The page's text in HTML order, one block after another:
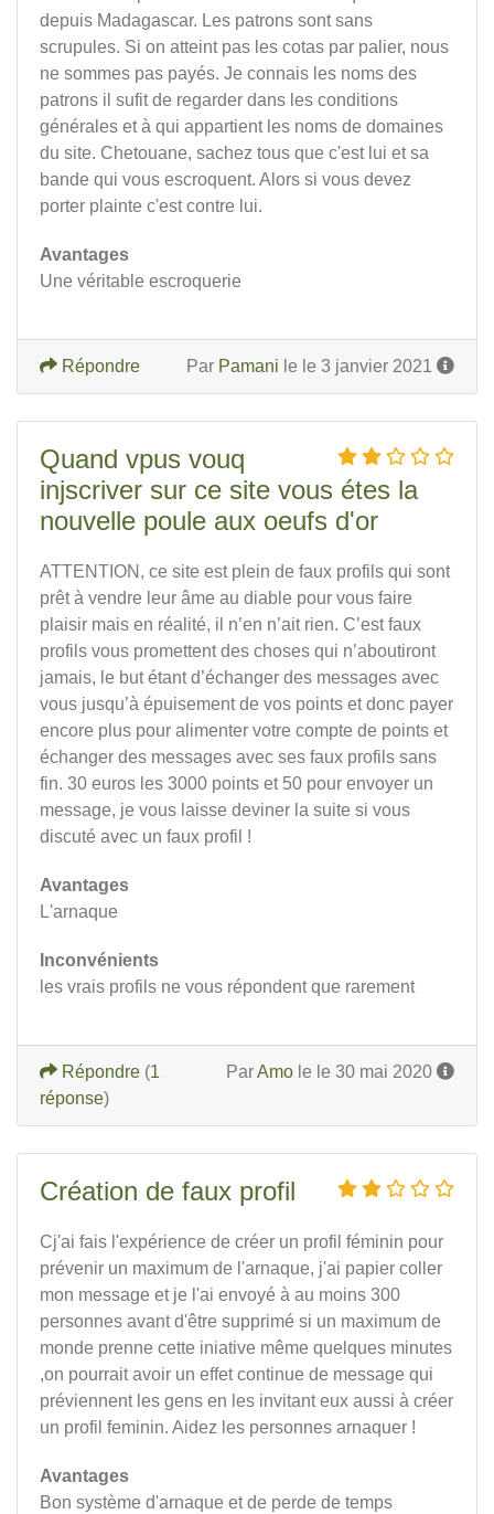
depuis Madagascar. Les patrons sont sans
scrupules. Si on atteint pas les cotas par palier, nous
ne sommes pas payés. Je connais les noms des
patrons il sufit de regarder dans les conditions
générales et à qui appartient les noms de domaines
du site. Chetouane, sachez tous que c'est lui et sa
bande qui vous escroquent. Alors si vous devez
porter plainte c'est contre lui.
Avantages
Une véritable escroquerie
Par Pamani le le 3 janvier 2021
Répondre
Quand vpus vouq
injscriver sur ce site vous étes la
nouvelle poule aux oeufs d'or
ATTENTION, ce site est plein de faux profils qui sont
prêt à vendre leur âme au diable pour vous faire
plaisir mais en réalité, il n’en n’ait rien. C’est faux
profils vous promettent des choses qui n’aboutiront
jamais, le but étant d’échanger des messages avec
vous jusqu’à épuisement de vos points et donc payer
encore plus pour alimenter votre compte de points et
échanger des messages avec ses faux profils sans
fin. 30 euros les 3000 points et 50 pour envoyer un
message, je vous laisse deviner la suite si vous
discuté avec un faux profil !
Avantages
L'arnaque
Inconvénients
les vrais profils ne vous répondent que rarement
ParAmo le le 30 mai 2020
Répondre (1
réponse)
Création de faux profil
Cj'ai fais l'expérience de créer un profil féminin pour
prévenir un maximum de l'arnaque, j'ai papier coller
mon message et je l'ai envoyé à au moins 300
personnes avant d'être supprimé si un maximum de
monde prenne cette iniative même quelques minutes
,on pourrait avoir un effet continue de message qui
préviennent les gens en les invitant eux aussi à créer
un profil feminin. Aidez les personnes arnaquer !
Avantages
Bon système d'arnaque et de perde de temps